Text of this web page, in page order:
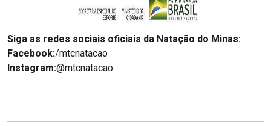
Siga as redes sociais oficiais da Natação do Minas:
Facebook:/mtcnatacao
Instagram:@mtcnatacao